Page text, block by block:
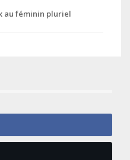
au féminin pluriel